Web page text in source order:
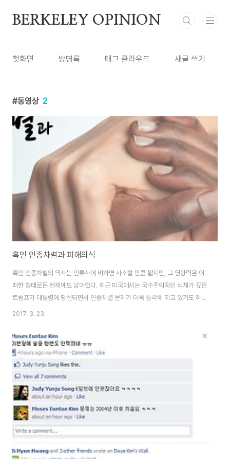
BERKELEY OPINION
첫화면 방명록 태그 클라우드 새글 쓰기
동영상 2
흑인 인종차별과 피해의식
흑인 인종차별의 역사는 인류사에 비하면 사소할 만큼 짧지만, 그 영향력은 어
떠한 형태로든 현재에도 남아있다. 최근 미국에서는 국수주의적인 색채가 깊은
트럼프가 대통령에 당선되면서 인종차별 문제가 더욱 심각해 지고 있기도 하
다. 하지만 그 전에도 백인 경찰의 흑인 과잉진압 등과 같은 문제로 흑인들의 불
별의 문제가 백인들에게만 있다고 보지 않는다. 인종차별이 어떠한 형태로든
지속하는 데에는 흑인사회 자체의 문제도 있다고 확신한다. 쉽게 말하면 흑인
들의 어떠한 행동이나 인식 자체가 인종차별을 유도하거나 인종차별로 느끼게
끔 한다는 것이다. 필자의 이런 견해는 흑인들이 가지고 있는 피해의식에 기초
하는데 필자가 말하는 피해의식이 어떤 것인..
2017. 3. 23.